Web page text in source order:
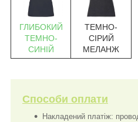
ГЛИБОКИЙ
ТЕМНО-
СИНІЙ
ТЕМНО-
СІРИЙ
МЕЛАНЖ
Способи оплати
Накладений платіж: